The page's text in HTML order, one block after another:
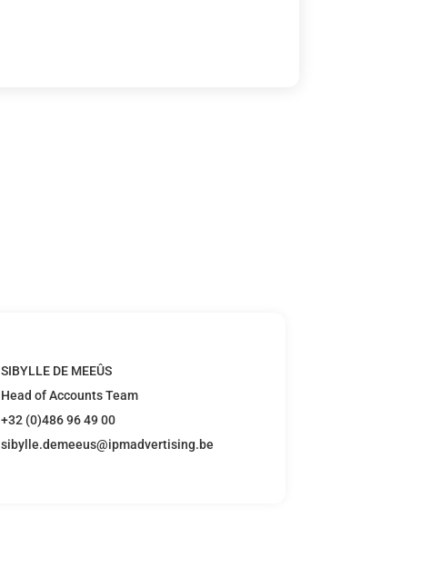
SIBYLLE DE MEEÛS
Head of Accounts Team
+32 (0)486 96 49 00
sibylle.demeeus@ipmadvertising.be